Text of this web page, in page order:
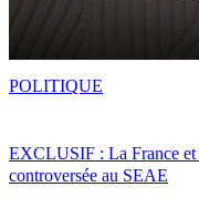
EXCLUSIF : La France et
controversée au SEAE
POLITIQUE